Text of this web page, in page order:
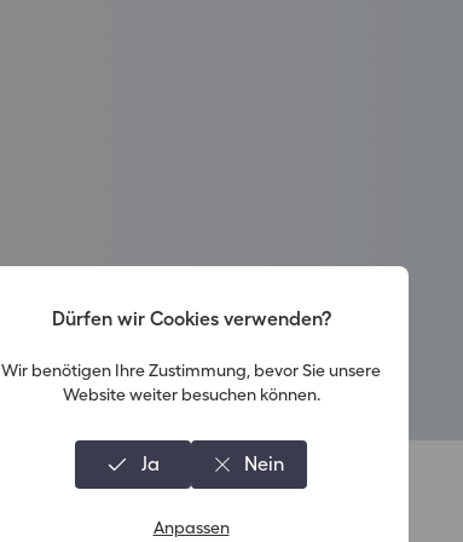
Dürfen wir Cookies verwenden?
Wir benötigen Ihre Zustimmung, bevor Sie unsere
Website weiter besuchen können.
Ja Nein
Anpassen